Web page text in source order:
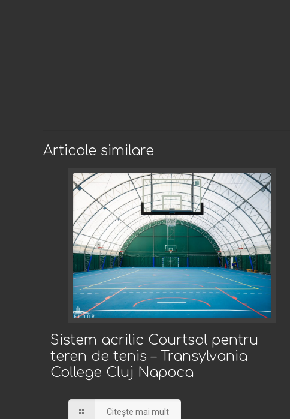
Articole similare
Sistem acrilic Courtsol pentru teren de tenis –
Transylvania College Cluj Napoca
Sistem acrilic Courtsol pentru
teren de tenis – Transylvania
College Cluj Napoca
Citește mai mult